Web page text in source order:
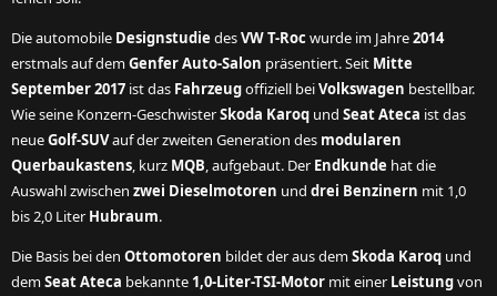
Die automobile Designstudie desVW T-Rocwurde im Jahre2014
erstmals auf demGenfer Auto-Salon präsentiert. Seit Mitte
September 2017 ist das Fahrzeugoffiziell beiVolkswagen bestellbar.
Wie seine Konzern-GeschwisterSkoda Karoq und Seat Ateca ist das
neueGolf-SUVauf der zweiten Generation des modularen
Querbaukastens, kurz MQB, aufgebaut. Der Endkunde hat die
Auswahl zwischen zwei Dieselmotoren und drei Benzinern mit 1,0
bis 2,0 Liter Hubraum.
Die Basis bei den Ottomotoren bildet der aus demSkoda Karoq und
demSeat Ateca bekannte 1,0-Liter-TSI-Motor mit einer Leistungvon